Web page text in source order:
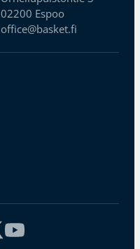
02200 Espoo
office@basket.fi